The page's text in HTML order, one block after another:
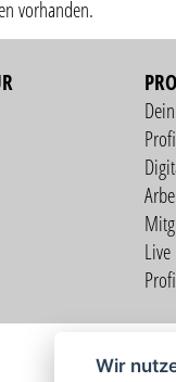
vorhanden.
Wir